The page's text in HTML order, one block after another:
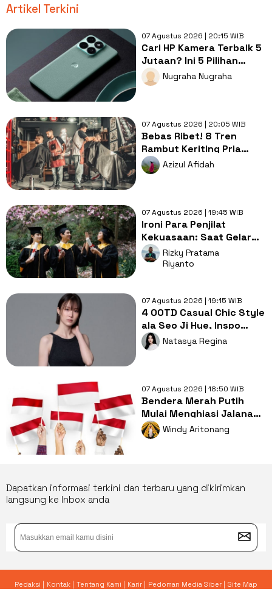
Artikel Terkini
07 Agustus 2026 | 20:15 WIB
Cari HP Kamera Terbaik 5
Jutaan? Ini 5 Pilihan
dengan Foto Paling Tajam
Nugraha Nugraha
07 Agustus 2026 | 20:05 WIB
Bebas Ribet! 8 Tren
Rambut Keriting Pria
untuk Wajah Kotak yang
Gampang Ditata
Azizul Afidah
07 Agustus 2026 | 19:45 WIB
Ironi Para Penjilat
Kekuasaan: Saat Gelar
Akademis Kalah oleh
Mental ABS
Rizky Pratama
Riyanto
07 Agustus 2026 | 19:15 WIB
4 OOTD Casual Chic Style
ala Seo Ji Hye, Inspo
Gaya Ngampus Sampai
Ngantor!
Natasya Regina
07 Agustus 2026 | 18:50 WIB
Bendera Merah Putih
Mulai Menghiasi Jalanan,
Mengapa Tradisi ini
Penting?
Windy Aritonang
Dapatkan informasi terkini dan terbaru yang dikirimkan
langsung ke Inbox anda
Redaksi | Kontak | Tentang Kami | Karir | Pedoman Media Siber | Site Map